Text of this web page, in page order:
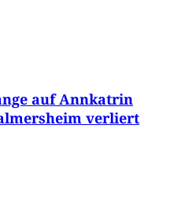
auf Annkatrin
verliert